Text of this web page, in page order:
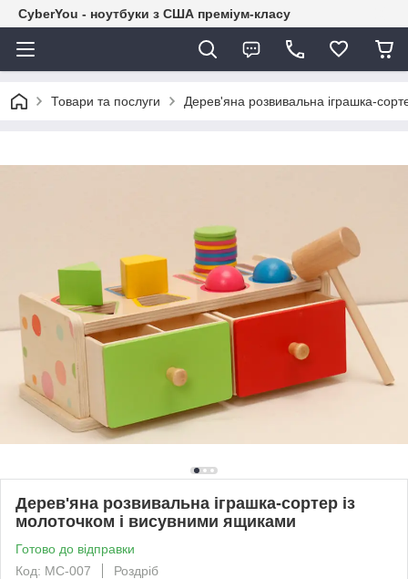
CyberYou - ноутбуки з США преміум-класу
Товари та послуги Дерев'яна розвивальна іграшка-
Дерев'яна розвивальна іграшка-сортер із
молоточком і висувними ящиками
Готово до відправки
Код: MC-007
Роздріб